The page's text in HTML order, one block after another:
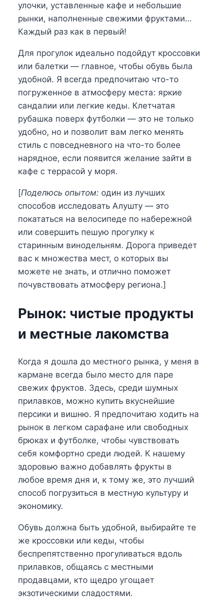
улочки, уставленные кафе и небольшие
рынки, наполненные свежими фруктами…
Каждый раз как в первый!
Для прогулок идеально подойдут кроссовки
или балетки — главное, чтобы обувь была
удобной. Я всегда предпочитаю что-то
погруженное в атмосферу места: яркие
сандалии или легкие кеды. Клетчатая
рубашка поверх футболки — это не только
удобно, но и позволит вам легко менять
стиль с повседневного на что-то более
нарядное, если появится желание зайти в
кафе с террасой у моря.
[Поделюсь опытом: один из лучших
способов исследовать Алушту — это
покататься на велосипеде по набережной
или совершить пешую прогулку к
старинным винодельням. Дорога приведет
вас к множества мест, о которых вы
можете не знать, и отлично поможет
почувствовать атмосферу региона.]
Рынок: чистые продукты
и местные лакомства
Когда я дошла до местного рынка, у меня в
кармане всегда было место для паре
свежих фруктов. Здесь, среди шумных
прилавков, можно купить вкуснейшие
персики и вишню. Я предпочитаю ходить на
рынок в легком сарафане или свободных
брюках и футболке, чтобы чувствовать
себя комфортно среди людей. К нашему
здоровью важно добавлять фрукты в
любое время дня и, к тому же, это лучший
способ погрузиться в местную культуру и
экономику.
Обувь должна быть удобной, выбирайте те
же кроссовки или кеды, чтобы
беспрепятственно прогуливаться вдоль
прилавков, общаясь с местными
продавцами, кто щедро угощает
экзотическими сладостями.